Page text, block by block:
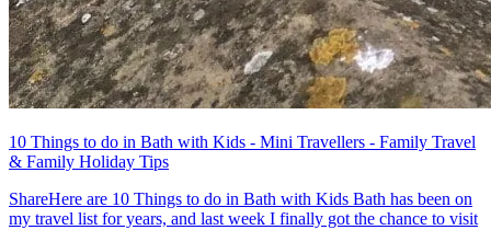
10 Things to do in Bath with Kids - Mini Travellers - Family Travel
& Family Holiday Tips
ShareHere are 10 Things to do in Bath with Kids Bath has been on
my travel list for years, and last week I finally got the chance to visit